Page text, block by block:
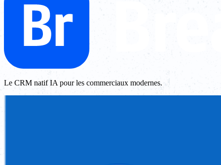
Le CRM natif IA pour les commerciaux modernes.